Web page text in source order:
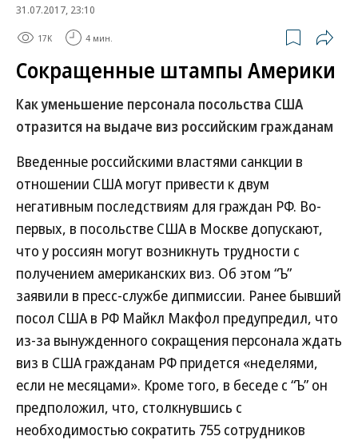
31.07.2017, 23:10
17K 4 мин.
Сокращенные штампы Америки
Как уменьшение персонала посольства США
отразится на выдаче виз российским гражданам
Введенные российскими властями санкции в
отношении США могут привести к двум
негативным последствиям для граждан РФ. Во-
первых, в посольстве США в Москве допускают,
что у россиян могут возникнуть трудности с
получением американских виз. Об этом “Ъ”
заявили в пресс-службе дипмиссии. Ранее бывший
посол США в РФ Майкл Макфол предупредил, что
из-за вынужденного сокращения персонала ждать
виз в США гражданам РФ придется «неделями,
если не месяцами». Кроме того, в беседе с “Ъ” он
предположил, что, столкнувшись с
необходимостью сократить 755 сотрудников